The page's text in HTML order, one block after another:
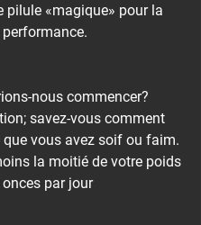
pilule «magique» pour la
nous commencer?
savez-vous comment
que vous avez soif ou faim.
la moitié de votre poids
par jour